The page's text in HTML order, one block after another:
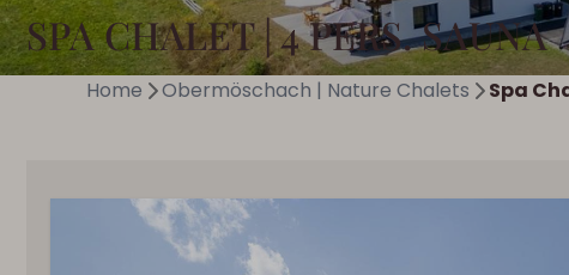
SPA CHALET | 4 PERS. SAUNA
Home Obermöschach | Nature Chalets Spa